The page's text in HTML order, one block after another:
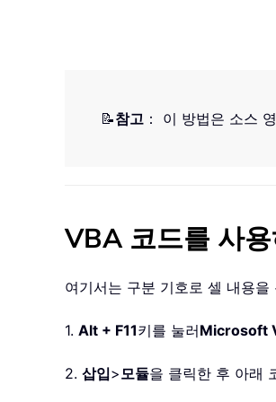
📝참고 ： 이 방법은 소스
VBA 코드를 사
여기서는 구분 기호로 셀 내용을
1. Alt + F11키를 눌러Microsoft
2. 삽입>모듈을 클릭한 후 아래